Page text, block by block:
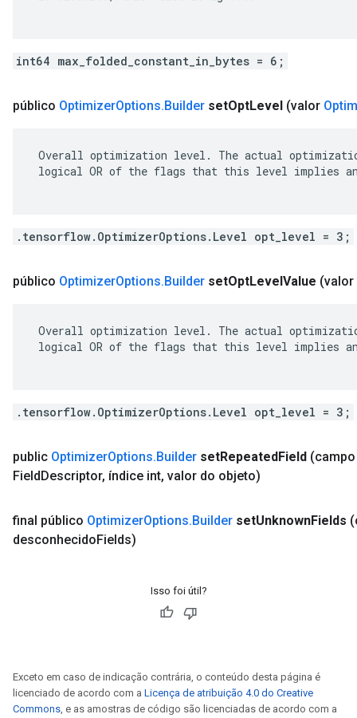
int64 max_folded_constant_in_bytes = 6;
público OptimizerOptions.Builder setOptLevel (valor
Overall optimization level. The actual
logical OR of the flags that this level implies
.tensorflow.OptimizerOptions.Level opt_level = 3;
público OptimizerOptions.Builder setOptLevelValue (valor
Overall optimization level. The actual
logical OR of the flags that this level implies
.tensorflow.OptimizerOptions.Level opt_level = 3;
public OptimizerOptions.Builder setRepeatedField
FieldDescriptor, índice int, valor do objeto)
final público OptimizerOptions.Builder setUnknownFields
desconhecidoFields)
Isso foi útil?
Exceto em caso de indicação contrária, o conteúdo desta página é
licenciado de acordo com a Licença de atribuição 4.0 do Creative
Commons, e as amostras de código são licenciadas de acordo com a